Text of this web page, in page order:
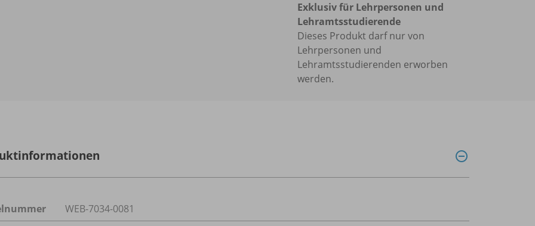
Exklusiv für Lehrpersonen und
Lehramtsstudierende
Dieses Produkt darf nur von
Lehrpersonen und
Lehramtsstudierenden erworben
werden.
WEB-7034-0081